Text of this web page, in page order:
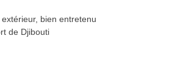
bien entretenu
de Djibouti